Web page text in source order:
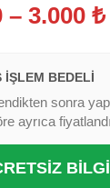
– 3.000 ₺
İŞLEM BEDELI
sonra
ayrıca